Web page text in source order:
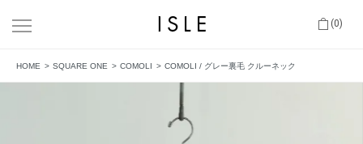
(0)
HOME SQUARE ONE COMOLI COMOLI / グレー裏毛 クルーネック